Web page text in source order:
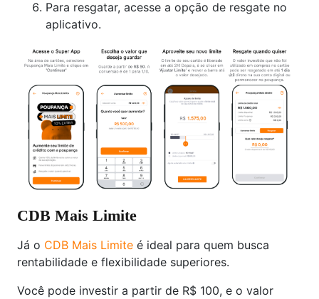
Para resgatar, acesse a opção de resgate no
aplicativo.
CDB Mais Limite
Já o CDB Mais Limite é ideal para quem busca
rentabilidade e flexibilidade superiores.
Você pode investir a partir de R$ 100, e o valor